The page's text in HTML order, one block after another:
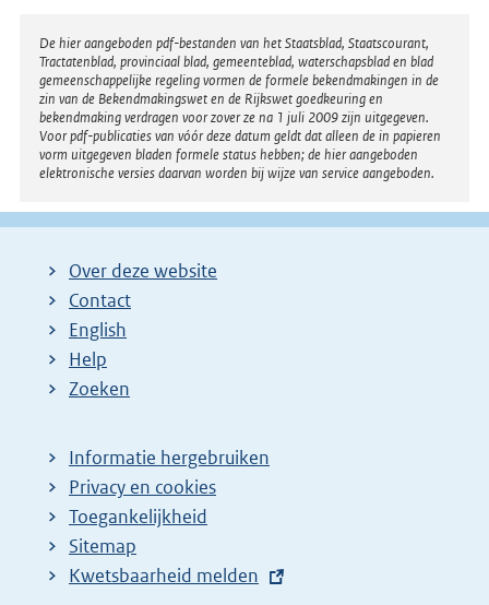
Disclaimer
De hier aangeboden pdf-bestanden van het Staatsblad, Staatscourant,
Tractatenblad, provinciaal blad, gemeenteblad, waterschapsblad en blad
gemeenschappelijke regeling vormen de formele bekendmakingen in de
zin van de Bekendmakingswet en de Rijkswet goedkeuring en
bekendmaking verdragen voor zover ze na 1 juli 2009 zijn uitgegeven.
Voor pdf-publicaties van vóór deze datum geldt dat alleen de in papieren
vorm uitgegeven bladen formele status hebben; de hier aangeboden
elektronische versies daarvan worden bij wijze van service aangeboden.
Over deze website
Contact
English
Help
Zoeken
Informatie hergebruiken
Privacy en cookies
Toegankelijkheid
Sitemap
E
Kwetsbaarheid melden